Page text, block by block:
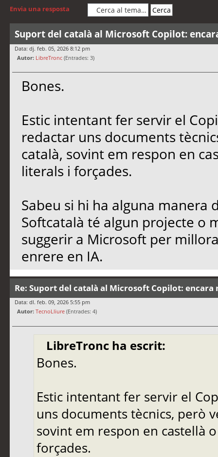
Envia una resposta
Suport del català al Microsoft Copilot:
Data: dj. feb. 05, 2026 8:12 pm
Autor: LibreTronc (Entrades: 3)
Bones.
Estic intentant fer servir el
redactar uns documents
català, sovint em respon en
literals i forçades.
Sabeu si hi ha alguna manera
Softcatalà té algun projecte o
suggerir a Microsoft per
enrere en IA.
Re: Suport del català al Microsoft Copilot:
Data: dl. feb. 09, 2026 5:55 pm
Autor: TecnoLliure (Entrades: 4)
LibreTronc ha escrit:
Bones.
Estic intentant fer servir el
uns documents tècnics, però
sovint em respon en castellà
forçades.